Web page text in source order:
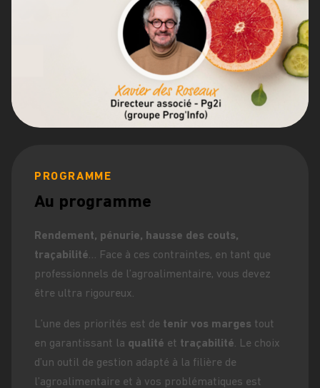
PROGRAMME
Au programme
Rendement, pénurie, hausse des couts,
traçabilité… Face à ces contraintes, en tant que
professionnels de l’agroalimentaire, vous devez
être ultra rigoureux.
L’une des priorités est de tenir vos marges tout
en garantissant la qualité et traçabilité. Le choix
d’un outil de gestion adapté à la filière de
l’agroalimentaire et à vos problématiques est